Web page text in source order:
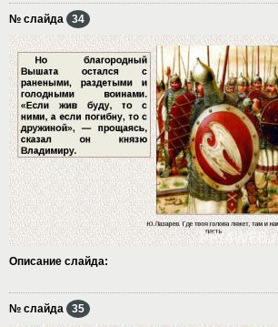
№ слайда 34
Описание слайда:
№ слайда 35